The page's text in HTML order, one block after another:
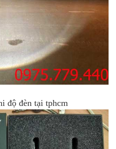
độ đèn tại tphcm